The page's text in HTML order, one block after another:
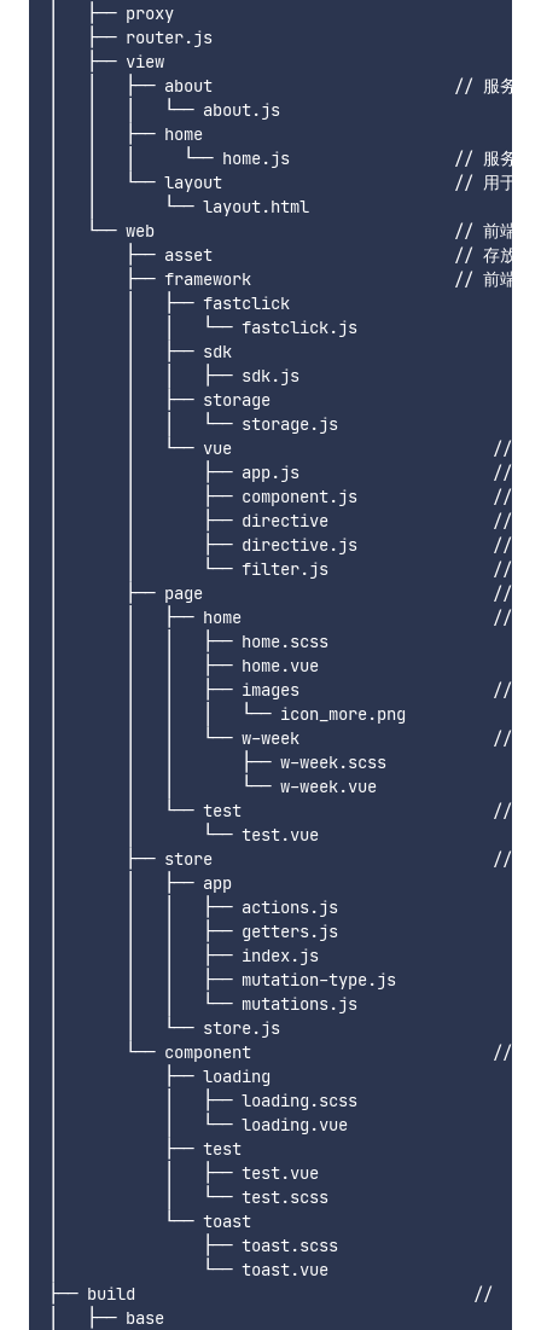
│   ├── proxy
│   ├── router.js
│   ├── view
│   │   ├── about                         // 服务器编
│   │   │   └── about.js
│   │   ├── home
│   │   │     └── home.js                 // 服务器编
│   │   └── layout                        // 用于根据指定
│   │       └── layout.html
│   └── web                               // 前端工程
│       ├── asset                         // 存放公共
│       ├── framework                     // 前端公共
│       │   ├── fastclick
│       │   │   └── fastclick.js
│       │   ├── sdk
│       │   │   ├── sdk.js
│       │   ├── storage
│       │   │   └── storage.js
│       │   └── vue                           // 与vue
│       │       ├── app.js                    // 前后端
│       │       ├── component.js              // 组件入
│       │       ├── directive                 //
│       │       ├── directive.js              //
│       │       └── filter.js                 //
│       ├── page                              // 前端页面和
│       │   ├── home                          // 每个页
│       │   │   ├── home.scss
│       │   │   ├── home.vue
│       │   │   ├── images                    // 页面自
│       │   │   │   └── icon_more.png
│       │   │   └── w-week                    // 页面自
│       │   │       ├── w-week.scss
│       │   │       └── w-week.vue
│       │   └── test                          // 每个页面
│       │       └── test.vue
│       ├── store                             // 引入
│       │   ├── app
│       │   │   ├── actions.js
│       │   │   ├── getters.js
│       │   │   ├── index.js
│       │   │   ├── mutation-type.js
│       │   │   └── mutations.js
│       │   └── store.js
│       └── component                         // 公共业
│           ├── loading
│           │   ├── loading.scss
│           │   └── loading.vue
│           ├── test
│           │   ├── test.vue
│           │   └── test.scss
│           └── toast
│               ├── toast.scss
│               └── toast.vue
├── build                                   //  webpack 自定义
│   ├── base